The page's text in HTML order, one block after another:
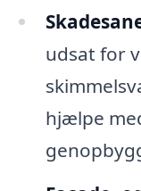
udsat for
hjælpe